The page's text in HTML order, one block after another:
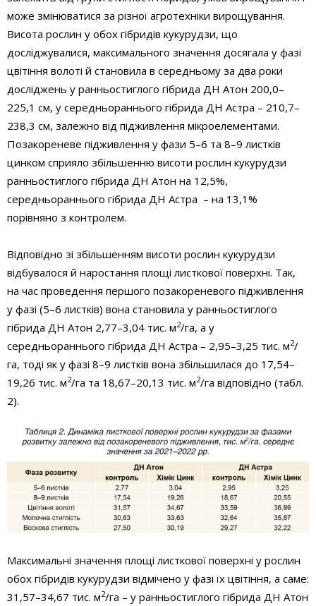
може змінюватися за різної агротехніки вирощування.
Висота рослин у обох гібридів кукурудзи, що
досліджувалися, максимального значення досягала у фазі
цвітіння волоті й становила в середньому за два роки
досліджень у ранньостиглого гібрида ДН Атон 200,0–
225,1 см, у середньораннього гібрида ДН Астра – 210,7–
238,3 см, залежно від підживлення мікроелементами.
Позакореневе підживлення у фази 5–6 та 8–9 листків
цинком сприяло збільшенню висоти рослин кукурудзи
ранньостиглого гібрида ДН Атон на 12,5%,
середньораннього гібрида ДН Астра – на 13,1%
порівняно з контролем.
Відповідно зі збільшенням висоти рослин кукурудзи
відбувалося й наростання площі листкової поверхні. Так,
на час проведення першого позакореневого підживлення
у фазі (5–6 листків) вона становила у ранньостиглого
гібрида ДН Атон 2,77–3,04 тис. м2/га, а у
середньораннього гібрида ДН Астра – 2,95–3,25 тис. м2/
га, тоді як у фазі 8–9 листків вона збільшилася до 17,54–
19,26 тис. м2/га та 18,67–20,13 тис. м2/га відповідно (табл.
2).
Максимальні значення площі листкової поверхні у рослин
обох гібридів кукурудзи відмічено у фазі їх цвітіння, а саме:
31,57–34,67 тис. м2/га – у ранньостиглого гібрида ДН Атон